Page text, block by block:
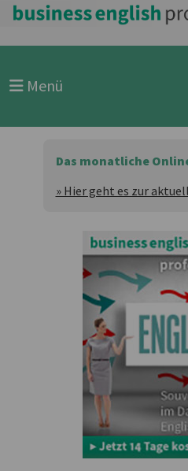
Menü
Das monatliche
» Hier geht es zur